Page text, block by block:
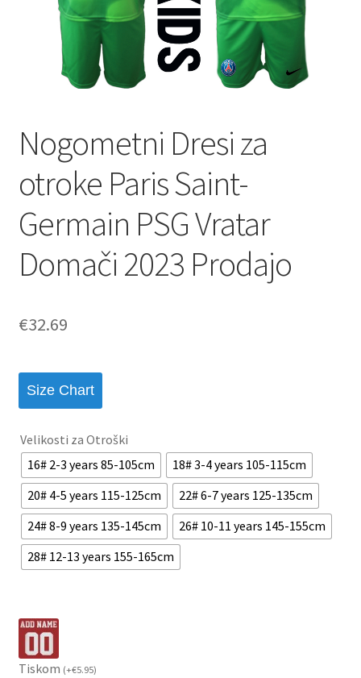
Zaključek nakupa
Nogometni Dresi za
otroke Paris Saint-
Germain PSG Vratar
Domači 2023 Prodajo
€32.69
Size Chart
Velikosti za Otroški
16# 2-3 years 85-105cm
18# 3-4 years 105-115cm
20# 4-5 years 115-125cm
22# 6-7 years 125-135cm
24# 8-9 years 135-145cm
26# 10-11 years 145-155cm
28# 12-13 years 155-165cm
Tiskom (+€5.95)